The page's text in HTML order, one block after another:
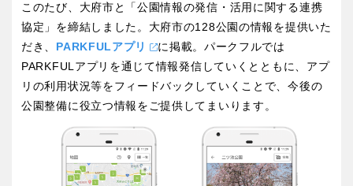
イベント 交通公園 健康遊具 ゲートボール スケートパーク
地域で探す
関東
群馬 埼玉
バスケットボール 彫刻・アート
桜・梅の名所
洋式庭園 ドッグラン
ローラー滑り台 植物園
夜景スポット Pickup
プレーパーク
公園グルメ
このたび、大府市と「公園情報の発信・活用に関する連携
協定」を締結しました。大府市の128公園の情報を提供いた
だき、 PARKFULアプリ
に掲載。パークフルでは
PARKFULアプリを通じて情報発信していくとともに、アプ
リの利用状況等をフィードバックしていくことで、今後の
公園整備に役立つ情報をご提供してまいります。